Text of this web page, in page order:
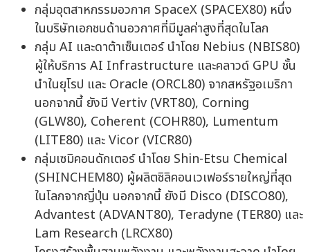
กลุ่มอุตสาหกรรมอวกาศ SpaceX (SPACEX80) หนึ่ง
ในบริษัทเอกชนด้านอวกาศที่มีมูลค่าสูงที่สุดในโลก
กลุ่ม AI และดาต้าเซ็นเตอร์ นำโดย Nebius (NBIS80)
ผู้ให้บริการ AI Infrastructure และคลาวด์ GPU ชั้น
นำในยุโรป และ Oracle (ORCL80) จากสหรัฐอเมริกา
นอกจากนี้ ยังมี Vertiv (VRT80), Corning
(GLW80), Coherent (COHR80), Lumentum
(LITE80) และ Vicor (VICR80)
กลุ่มเซมิคอนดักเตอร์ นำโดย Shin-Etsu Chemical
(SHINCHEM80) ผู้ผลิตซิลิคอนเวเฟอร์รายใหญ่ที่สุด
ในโลกจากญี่ปุ่น นอกจากนี้ ยังมี Disco (DISCO80),
Advantest (ADVANT80), Teradyne (TER80) และ
Lam Research (LRCX80)